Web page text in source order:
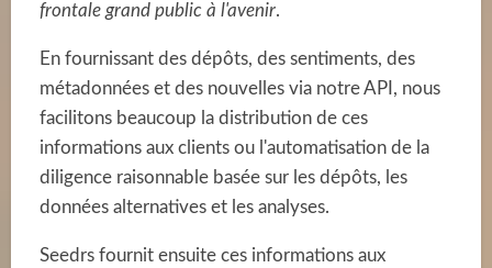
frontale grand public à l'avenir.
En fournissant des dépôts, des sentiments, des
métadonnées et des nouvelles via notre API, nous
facilitons beaucoup la distribution de ces
informations aux clients ou l'automatisation de la
diligence raisonnable basée sur les dépôts, les
données alternatives et les analyses.
Seedrs fournit ensuite ces informations aux